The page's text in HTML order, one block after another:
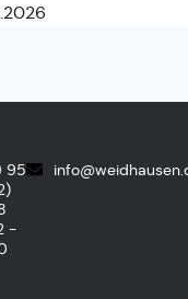
95
-